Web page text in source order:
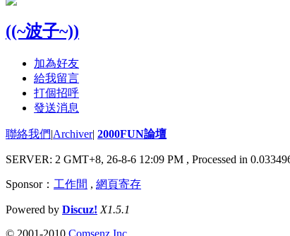
((~波子~))
加為好友
給我留言
打個招呼
發送消息
聯絡我們|Archiver| 2000FUN論壇
SERVER: 2 GMT+8, 26-8-6 12:09 PM , Processed in
Sponsor： 工作間 , 網頁寄存
Powered by Discuz! X1.5.1
© 2001-2010 Comsenz Inc.